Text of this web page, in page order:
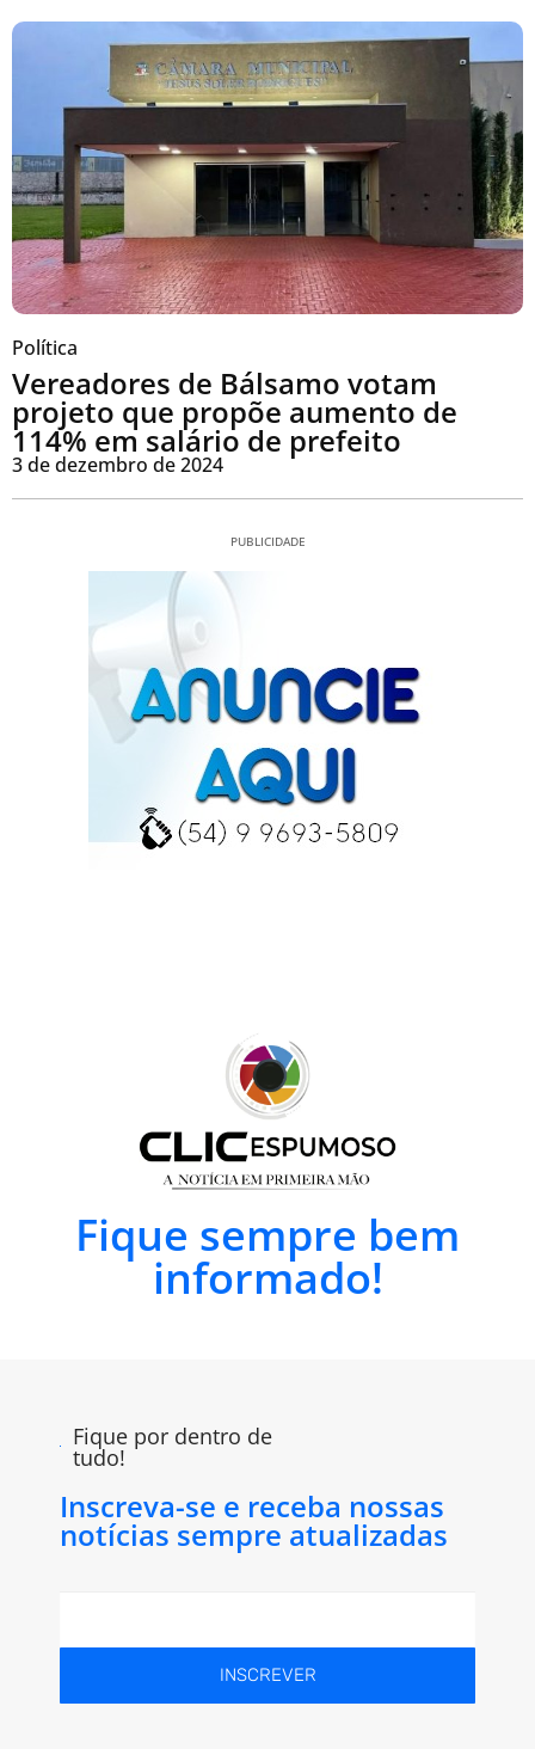
Política
Vereadores de Bálsamo votam
projeto que propõe aumento de
114% em salário de prefeito
3 de dezembro de 2024
PUBLICIDADE
Fique sempre bem
informado!
Fique por dentro de
tudo!
Inscreva-se e receba nossas
notícias sempre atualizadas
INSCREVER